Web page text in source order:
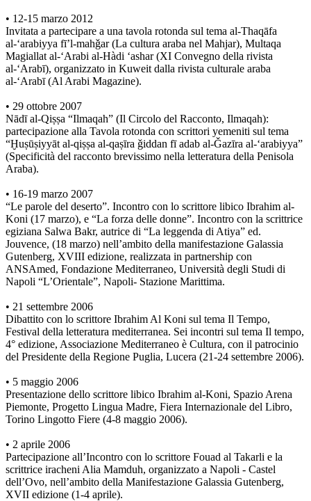
• 12-15 marzo 2012
Invitata a partecipare a una tavola rotonda sul tema al-Thaqāfa
al-‘arabiyya fī’l-mahǧar (La cultura araba nel Mahjar), Multaqa
Magiallat al-‘Arabi al-Hàdi ‘ashar (XI Convegno della rivista
al-‘Arabī), organizzato in Kuweit dalla rivista culturale araba
al-‘Arabī (Al Arabi Magazine).
• 29 ottobre 2007
Nādī al-Qiṣṣa “Ilmaqah” (Il Circolo del Racconto, Ilmaqah):
partecipazione alla Tavola rotonda con scrittori yemeniti sul tema
“Ḫuṣūṣiyyāt al-qiṣṣa al-qaṣīra ǧiddan fī adab al-Ǧazīra al-‘arabiyya”
(Specificità del racconto brevissimo nella letteratura della Penisola
Araba).
• 16-19 marzo 2007
“Le parole del deserto”. Incontro con lo scrittore libico Ibrahim al-
Koni (17 marzo), e “La forza delle donne”. Incontro con la scrittrice
egiziana Salwa Bakr, autrice di “La leggenda di Atiya” ed.
Jouvence, (18 marzo) nell’ambito della manifestazione Galassia
Gutenberg, XVIII edizione, realizzata in partnership con
ANSAmed, Fondazione Mediterraneo, Università degli Studi di
Napoli “L’Orientale”, Napoli- Stazione Marittima.
• 21 settembre 2006
Dibattito con lo scrittore Ibrahim Al Koni sul tema Il Tempo,
Festival della letteratura mediterranea. Sei incontri sul tema Il tempo,
4° edizione, Associazione Mediterraneo è Cultura, con il patrocinio
del Presidente della Regione Puglia, Lucera (21-24 settembre 2006).
• 5 maggio 2006
Presentazione dello scrittore libico Ibrahim al-Koni, Spazio Arena
Piemonte, Progetto Lingua Madre, Fiera Internazionale del Libro,
Torino Lingotto Fiere (4-8 maggio 2006).
• 2 aprile 2006
Partecipazione all’Incontro con lo scrittore Fouad al Takarli e la
scrittrice iracheni Alia Mamduh, organizzato a Napoli - Castel
dell’Ovo, nell’ambito della Manifestazione Galassia Gutenberg,
XVII edizione (1-4 aprile).